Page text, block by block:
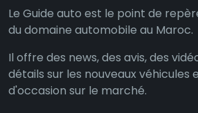
Le Guide auto est le point de
du domaine automobile au Maroc.
Il offre des news, des avis, des
détails sur les nouveaux véhicules
d'occasion sur le marché.